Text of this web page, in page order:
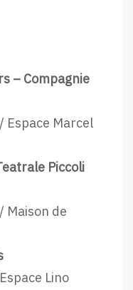
– Compagnie
Espace Marcel
Piccoli
Maison de
Lino